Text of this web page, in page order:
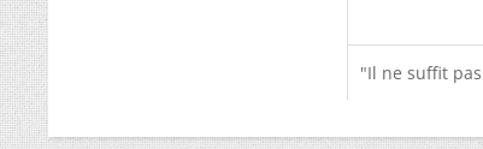
"Il ne suffit